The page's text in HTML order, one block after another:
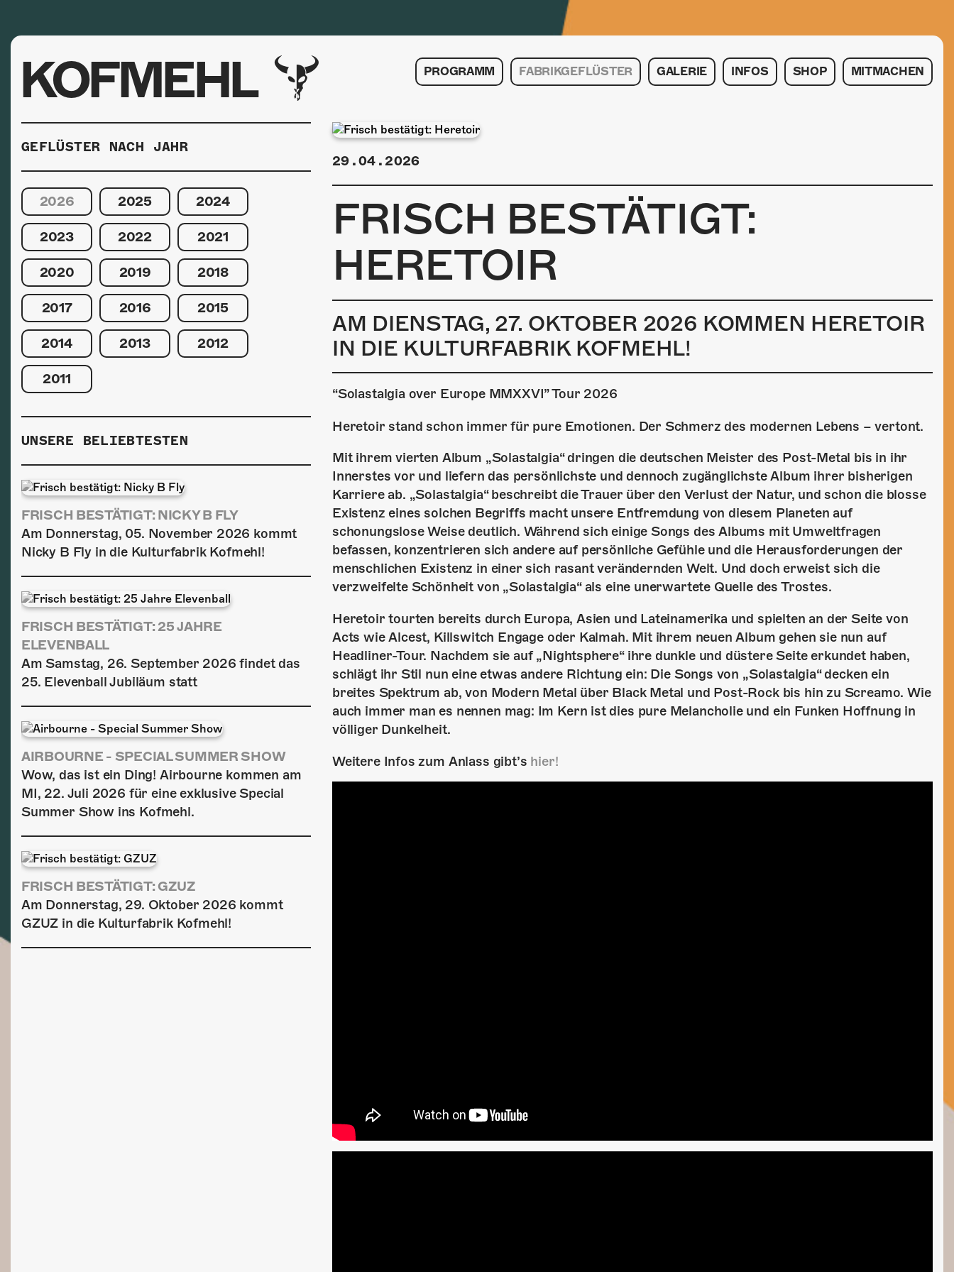
KOFMEHL PROGRAMM FABRIKGEFLÜSTER GALERIE INFOS SHOP MITMACHEN
29.04.2026
FRISCH BESTÄTIGT:
HERETOIR
AM DIENSTAG, 27. OKTOBER 2026 KOMMEN HERETOIR
IN DIE KULTURFABRIK KOFMEHL!
“Solastalgia over Europe MMXXVI” Tour 2026
Heretoir stand schon immer für pure Emotionen. Der Schmerz des modernen Lebens – vertont.
Mit ihrem vierten Album „Solastalgia“ dringen die deutschen Meister des Post-Metal bis in ihr
Innerstes vor und liefern das persönlichste und dennoch zugänglichste Album ihrer bisherigen
Karriere ab. „Solastalgia“ beschreibt die Trauer über den Verlust der Natur, und schon die blosse
Existenz eines solchen Begriffs macht unsere Entfremdung von diesem Planeten auf
schonungslose Weise deutlich. Während sich einige Songs des Albums mit Umweltfragen
befassen, konzentrieren sich andere auf persönliche Gefühle und die Herausforderungen der
menschlichen Existenz in einer sich rasant verändernden Welt. Und doch erweist sich die
verzweifelte Schönheit von „Solastalgia“ als eine unerwartete Quelle des Trostes.
Heretoir tourten bereits durch Europa, Asien und Lateinamerika und spielten an der Seite von
Acts wie Alcest, Killswitch Engage oder Kalmah. Mit ihrem neuen Album gehen sie nun auf
Headliner-Tour. Nachdem sie auf „Nightsphere“ ihre dunkle und düstere Seite erkundet haben,
schlägt ihr Stil nun eine etwas andere Richtung ein: Die Songs von „Solastalgia“ decken ein
breites Spektrum ab, von Modern Metal über Black Metal und Post-Rock bis hin zu Screamo. Wie
auch immer man es nennen mag: Im Kern ist dies pure Melancholie und ein Funken Hoffnung in
völliger Dunkelheit.
Weitere Infos zum Anlass gibt’s hier!
GEFLÜSTER NACH JAHR
2026 2025 2024
2023 2022 2021
2020 2019 2018
2017 2016 2015
2014 2013 2012
2011
UNSERE BELIEBTESTEN
FRISCH BESTÄTIGT: NICKY B FLY
Am Donnerstag, 05. November 2026 kommt
Nicky B Fly in die Kulturfabrik Kofmehl!
FRISCH BESTÄTIGT: 25 JAHRE
ELEVENBALL
Am Samstag, 26. September 2026 findet das
25. Elevenball Jubiläum statt
AIRBOURNE - SPECIAL SUMMER SHOW
Wow, das ist ein Ding! Airbourne kommen am
MI, 22. Juli 2026 für eine exklusive Special
Summer Show ins Kofmehl.
FRISCH BESTÄTIGT: GZUZ
Am Donnerstag, 29. Oktober 2026 kommt
GZUZ in die Kulturfabrik Kofmehl!